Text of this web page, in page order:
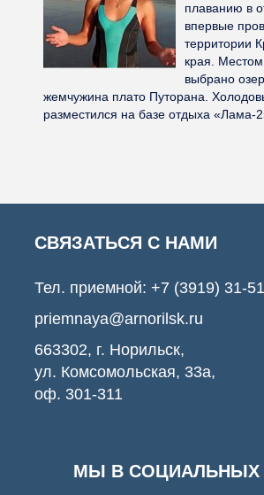
плаванию в
впервые
территории
края.
выбрано
жемчужина плато Путорана.
разместился на базе отдыха «Лама-
СВЯЗАТЬСЯ С НАМИ
Тел. приемной: +7 (3919) 31-
priemnaya@arnorilsk.ru
663302, г. Норильск,
ул. Комсомольская, 33а,
оф. 301-311
МЫ В СОЦИАЛЬНЫХ